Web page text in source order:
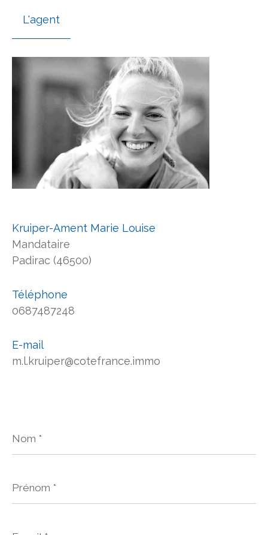
L'agent
Kruiper-Ament Marie Louise
Mandataire
Padirac (46500)
Téléphone
0687487248
E-mail
m.l.kruiper@cotefrance.immo
*
*